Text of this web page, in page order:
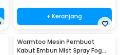
+ Keranjang
Warmtoo Mesin Pembuat
Kabut Embun Mist Spray Fog